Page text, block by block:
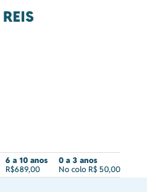
6 a 10 anos
R$689,00
0 a 3 anos
No colo R$ 50,00